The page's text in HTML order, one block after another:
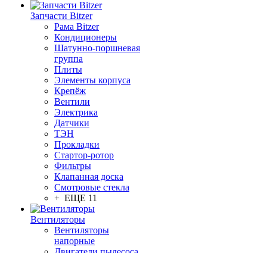
Запчасти Bitzer
Рама Bitzer
Кондиционеры
Шатунно-поршневая
группа
Плиты
Элементы корпуса
Крепёж
Вентили
Электрика
Датчики
ТЭН
Прокладки
Стартор-ротор
Фильтры
Клапанная доска
Смотровые стекла
+ ЕЩЕ 11
Вентиляторы
Вентиляторы
напорные